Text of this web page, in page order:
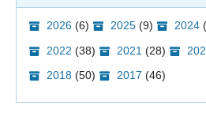
2026 (6) 2025 (9) 2024
2022 (38) 2021 (28)
2018 (50) 2017 (46)